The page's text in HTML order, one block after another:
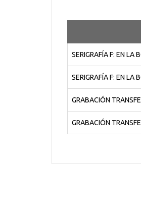
SERIGRAFÍA F: EN LA
SERIGRAFÍA F: EN LA
GRABACIÓN
GRABACIÓN